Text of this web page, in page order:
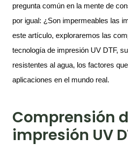
pregunta común en la mente de
por igual: ¿Son impermeables las
este artículo, exploraremos las
tecnología de impresión UV DTF,
resistentes al agua, los factores
aplicaciones en el mundo real.
Comprensión
impresión UV